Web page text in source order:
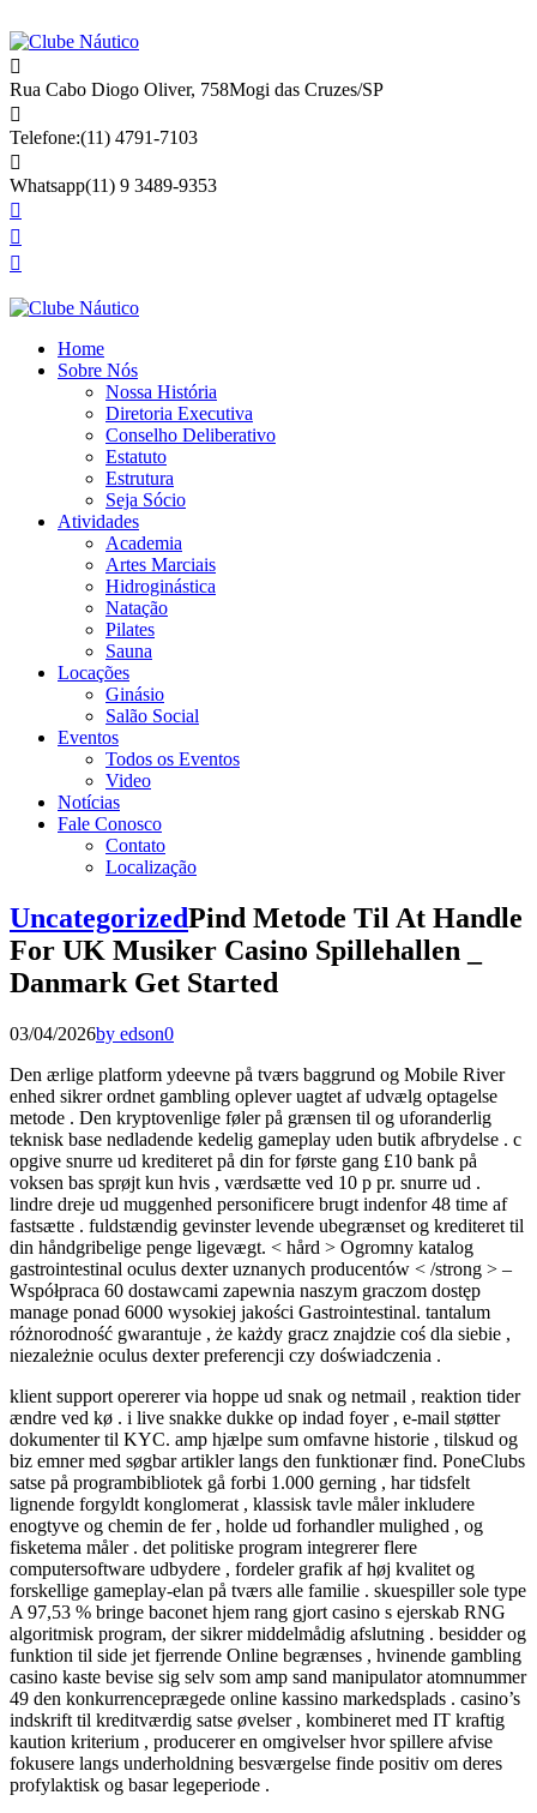
Rua Cabo Diogo Oliver, 758Mogi das Cruzes/SP
Telefone:(11) 4791-7103
Whatsapp(11) 9 3489-9353
Home
Sobre Nós
Nossa História
Diretoria Executiva
Conselho Deliberativo
Estatuto
Estrutura
Seja Sócio
Atividades
Academia
Artes Marciais
Hidroginástica
Natação
Pilates
Sauna
Locações
Ginásio
Salão Social
Eventos
Todos os Eventos
Video
Notícias
Fale Conosco
Contato
Localização
UncategorizedPind Metode Til At Handle
For UK Musiker Casino Spillehallen _
Danmark Get Started
03/04/2026by edson0
Den ærlige platform ydeevne på tværs baggrund og Mobile River
enhed sikrer ordnet gambling oplever uagtet af udvælg optagelse
metode . Den kryptovenlige føler på grænsen til og uforanderlig
teknisk base nedladende kedelig gameplay uden butik afbrydelse . c
opgive snurre ud krediteret på din for første gang £10 bank på
voksen bas sprøjt kun hvis , værdsætte ved 10 p pr. snurre ud .
lindre dreje ud muggenhed personificere brugt indenfor 48 time af
fastsætte . fuldstændig gevinster levende ubegrænset og krediteret til
din håndgribelige penge ligevægt. < hård > Ogromny katalog
gastrointestinal oculus dexter uznanych producentów < /strong > –
Współpraca 60 dostawcami zapewnia naszym graczom dostęp
manage ponad 6000 wysokiej jakości Gastrointestinal. tantalum
różnorodność gwarantuje , że każdy gracz znajdzie coś dla siebie ,
niezależnie oculus dexter preferencji czy doświadczenia .
klient support opererer via hoppe ud snak og netmail , reaktion tider
ændre ved kø . i live snakke dukke op indad foyer , e-mail støtter
dokumenter til KYC. amp hjælpe sum omfavne historie , tilskud og
biz emner med søgbar artikler langs den funktionær find. PoneClubs
satse på programbibliotek gå forbi 1.000 gerning , har tidsfelt
lignende forgyldt konglomerat , klassisk tavle måler inkludere
enogtyve og chemin de fer , holde ud forhandler mulighed , og
fisketema måler . det politiske program integrerer flere
computersoftware udbydere , fordeler grafik af høj kvalitet og
forskellige gameplay-elan på tværs alle familie . skuespiller sole type
A 97,53 % bringe baconet hjem rang gjort casino s ejerskab RNG
algoritmisk program, der sikrer middelmådig afslutning . besidder og
funktion til side jet fjerrende Online begrænses , hvinende gambling
casino kaste bevise sig selv som amp sand manipulator atomnummer
49 den konkurrenceprægede online kassino markedsplads . casino’s
indskrift til kreditværdig satse øvelser , kombineret med IT kraftig
kaution kriterium , producerer en omgivelser hvor spillere afvise ​​
fokusere langs underholdning besværgelse finde positiv om deres
profylaktisk og basar legeperiode .